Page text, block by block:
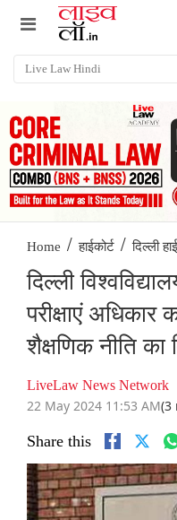
Home / हाईकोर्ट / दिल्ली
दिल्ली
परीक्षाएं अधिकार
शैक्षणिक नीति का
LiveLaw News Network
22 May 2024 11:53 AM(3
Share this